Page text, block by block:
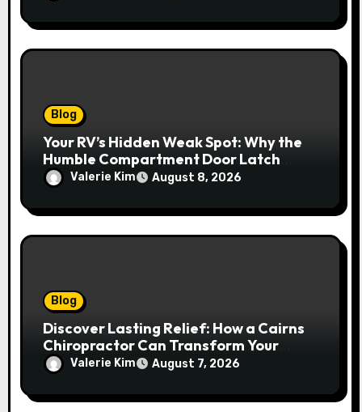
Blog
Your RV’s Hidden Weak Spot: Why the
Humble Compartment Door Latch
Deserves Much More Attention
Valerie Kim August 8, 2026
Blog
Discover Lasting Relief: How a Cairns
Chiropractor Can Transform Your
Spinal Health
Valerie Kim August 7, 2026